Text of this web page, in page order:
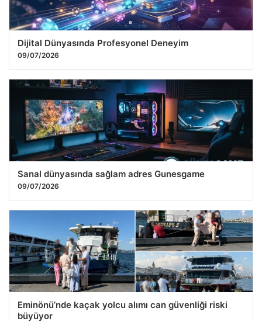
Dijital Dünyasında Profesyonel Deneyim
09/07/2026
Sanal dünyasında sağlam adres Gunesgame
09/07/2026
Eminönü’nde kaçak yolcu alımı can güvenliği riski
büyüyor